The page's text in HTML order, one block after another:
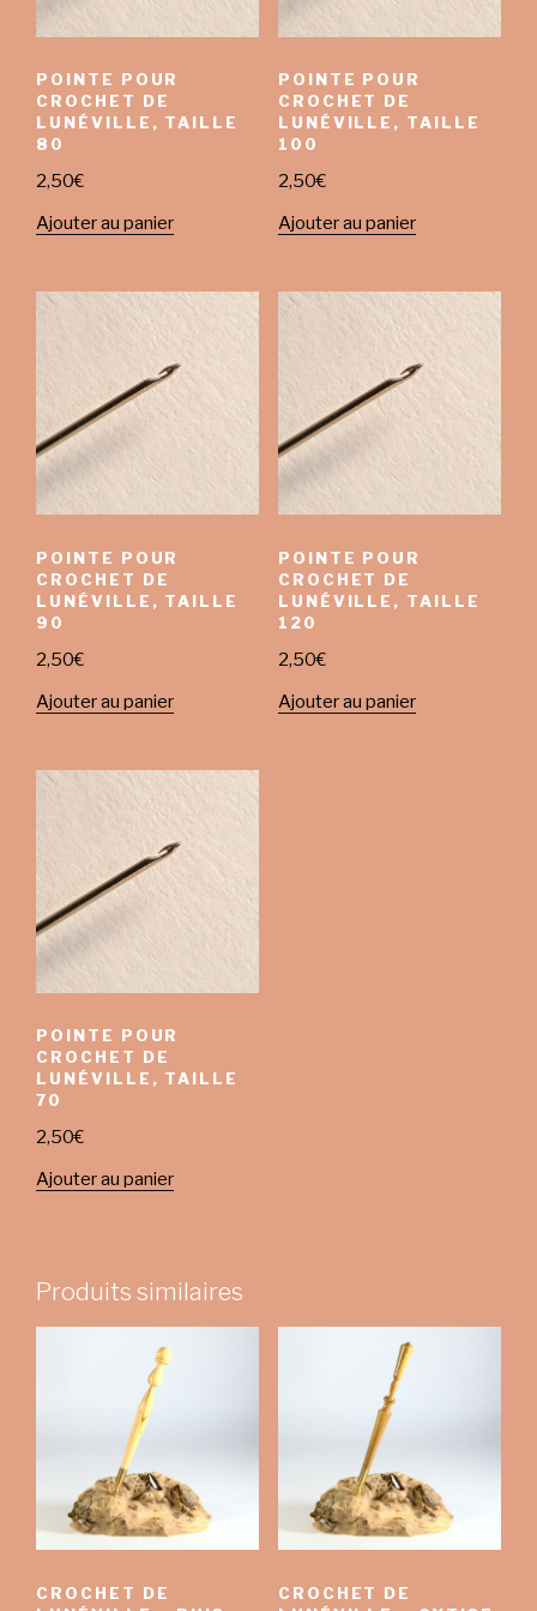
POINTE POUR
CROCHET DE
LUNÉVILLE, TAILLE
80
2,50€
Ajouter au panier
POINTE POUR
CROCHET DE
LUNÉVILLE, TAILLE
100
2,50€
Ajouter au panier
POINTE POUR
CROCHET DE
LUNÉVILLE, TAILLE
90
2,50€
Ajouter au panier
POINTE POUR
CROCHET DE
LUNÉVILLE, TAILLE
120
2,50€
Ajouter au panier
POINTE POUR
CROCHET DE
LUNÉVILLE, TAILLE
70
2,50€
Ajouter au panier
Produits similaires
CROCHET DE
CROCHET DE